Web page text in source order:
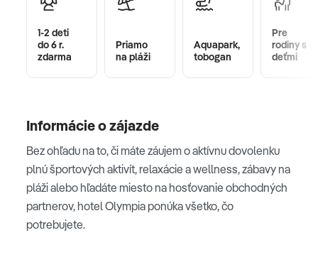
1-2 deti
do 6 r.
zdarma
Priamo
na pláži
Aquapark,
tobogan
Pre
rodiny s
deťmi
Informácie o zájazde
Bez ohľadu na to, či máte záujem o aktívnu dovolenku
plnú športových aktivít, relaxácie a wellness, zábavy na
pláži alebo hľadáte miesto na hosťovanie obchodných
partnerov, hotel Olympia ponúka všetko, čo
potrebujete.